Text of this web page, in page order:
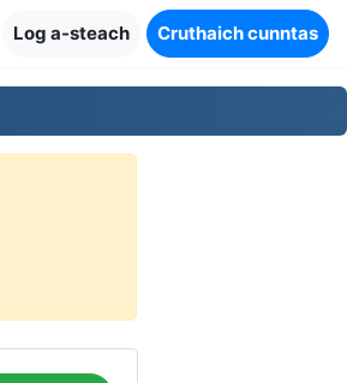
Log a-steach Cruthaich cunntas